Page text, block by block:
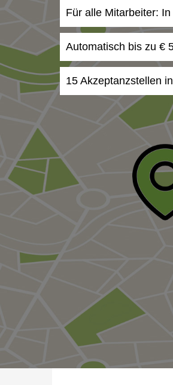
Für alle Mitarbeiter:
Automatisch bis zu €
15 Akzeptanzstellen